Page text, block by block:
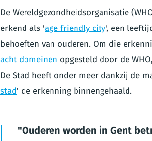
De Wereldgezondheidsorganisatie
erkend als 'age friendly city', een
behoeften van ouderen. Om die
acht domeinen opgesteld door de
De Stad heeft onder meer dankzij de
stad' de erkenning binnengehaald.
Ouderen worden in Gent